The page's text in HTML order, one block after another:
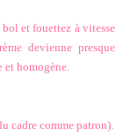
et fouettez à vitesse
devienne presque
homogène.
cadre comme patron).